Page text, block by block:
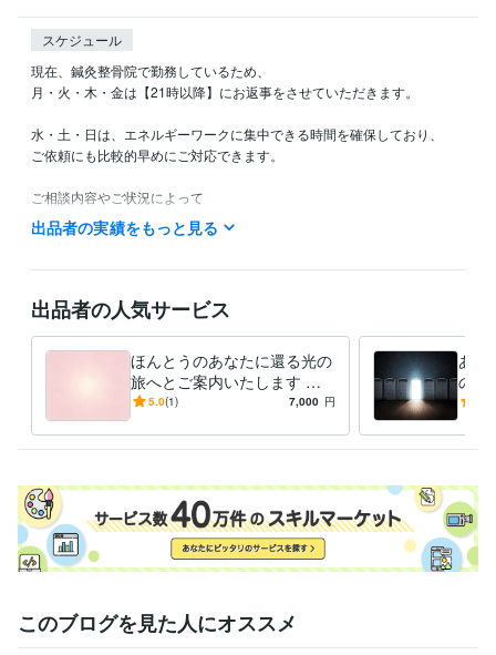
スケジュール
現在、鍼灸整骨院で勤務しているため、
月・火・木・金は【21時以降】にお返事をさせていただきます。
水・土・日は、エネルギーワークに集中できる時間を確保しており、
ご依頼にも比較的早めにご対応できます。
ご相談内容やご状況によって
お互いのために必要なご提案をさせていただくことがございますが
どうぞ安心してお話ください。
資格・検定
鍼灸師あん摩マッサージ師 取得年 : 2020年
光に還るためのエネルギーワーク
エネルギー感度
エネルギーワーク
魂の目覚め
マインドリセット 自己理解 感性の目覚め
光へ還る旅
癒しの時間
出品者の実績をもっと見る
出品者の人気サービス
ほんとうのあなたに還る光の
旅へとご案内いたします ほ
んとうのあなたに還る旅、あ
5.0(1) 7,000 円
あな
の入
のエ
このブログを見た人にオススメ